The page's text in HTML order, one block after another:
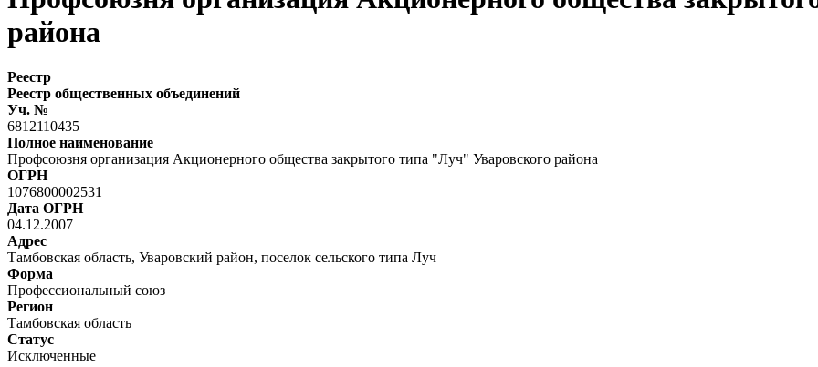
района
Реестр
Реестр общественных объединений
Уч. №
6812110435
Полное наименование
Профсоюзня организация Акционерного общества закрытого типа "Луч" Уваровского района
ОГРН
1076800002531
Дата ОГРН
04.12.2007
Адрес
Тамбовская область, Уваровский район, поселок сельского типа Луч
Форма
Профессиональный союз
Регион
Тамбовская область
Статус
Исключенные